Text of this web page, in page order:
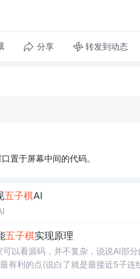
分享 转发到动态
置于屏幕中间的代码。
五子棋AI
五子棋实现原理
以看源码，并不复杂，说说AI部
有利的点(说白了就是最接近5子